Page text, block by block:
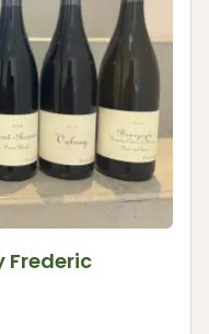
Frederic